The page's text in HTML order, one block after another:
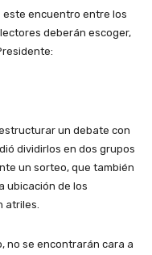
este encuentro entre los
deberán escoger,
un debate con
dividirlos en dos grupos
un sorteo, que también
ubicación de los
atriles.
no se encontrarán cara a